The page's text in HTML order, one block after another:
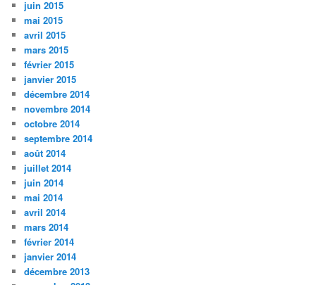
juin 2015
mai 2015
avril 2015
mars 2015
février 2015
janvier 2015
décembre 2014
novembre 2014
octobre 2014
septembre 2014
août 2014
juillet 2014
juin 2014
mai 2014
avril 2014
mars 2014
février 2014
janvier 2014
décembre 2013